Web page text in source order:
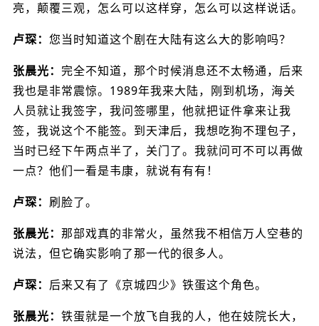
亮，颠覆三观，怎么可以这样穿，怎么可以这样说话。
卢琛： 您当时知道这个剧在大陆有这么大的影响吗？
张晨光： 完全不知道，那个时候消息还不太畅通，后来
我也是非常震惊。1989年我来大陆，刚到机场，海关
人员就让我签字，我问签哪里，他就把证件拿来让我
签，我说这个不能签。到天津后，我想吃狗不理包子，
当时已经下午两点半了，关门了。我就问可不可以再做
一点？他们一看是韦康，就说有有有！
卢琛： 刷脸了。
张晨光： 那部戏真的非常火，虽然我不相信万人空巷的
说法，但它确实影响了那一代的很多人。
卢琛： 后来又有了《京城四少》铁蛋这个角色。
张晨光： 铁蛋就是一个放飞自我的人，他在妓院长大，